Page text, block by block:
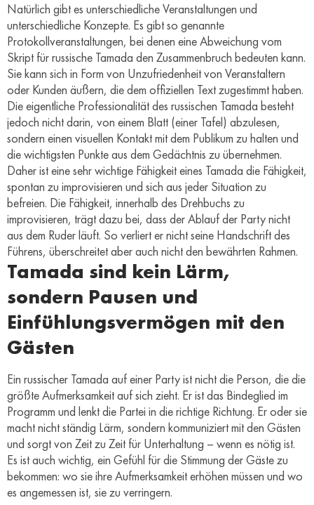
Natürlich gibt es unterschiedliche Veranstaltungen und
unterschiedliche Konzepte. Es gibt so genannte
Protokollveranstaltungen, bei denen eine Abweichung vom
Skript für russische Tamada den Zusammenbruch bedeuten kann.
Sie kann sich in Form von Unzufriedenheit von Veranstaltern
oder Kunden äußern, die dem offiziellen Text zugestimmt haben.
Die eigentliche Professionalität des russischen Tamada besteht
jedoch nicht darin, von einem Blatt (einer Tafel) abzulesen,
sondern einen visuellen Kontakt mit dem Publikum zu halten und
die wichtigsten Punkte aus dem Gedächtnis zu übernehmen.
Daher ist eine sehr wichtige Fähigkeit eines Tamada die Fähigkeit,
spontan zu improvisieren und sich aus jeder Situation zu
befreien. Die Fähigkeit, innerhalb des Drehbuchs zu
improvisieren, trägt dazu bei, dass der Ablauf der Party nicht
aus dem Ruder läuft. So verliert er nicht seine Handschrift des
Führens, überschreitet aber auch nicht den bewährten Rahmen.
Tamada sind kein Lärm,
sondern Pausen und
Einfühlungsvermögen mit den
Gästen
Ein russischer Tamada auf einer Party ist nicht die Person, die die
größte Aufmerksamkeit auf sich zieht. Er ist das Bindeglied im
Programm und lenkt die Partei in die richtige Richtung. Er oder sie
macht nicht ständig Lärm, sondern kommuniziert mit den Gästen
und sorgt von Zeit zu Zeit für Unterhaltung – wenn es nötig ist.
Es ist auch wichtig, ein Gefühl für die Stimmung der Gäste zu
bekommen: wo sie ihre Aufmerksamkeit erhöhen müssen und wo
es angemessen ist, sie zu verringern.